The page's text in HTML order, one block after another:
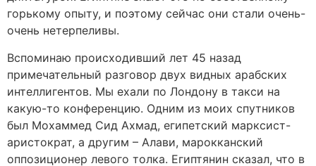
горькому опыту, и поэтому сейчас они стали очень-
очень нетерпеливы.
Вспоминаю происходивший лет 45 назад
примечательный разговор двух видных арабских
интеллигентов. Мы ехали по Лондону в такси на
какую-то конференцию. Одним из моих спутников
был Мохаммед Сид Ахмад, египетский марксист-
аристократ, а другим – Алави, марокканский
оппозиционер левого толка. Египтянин сказал, что в